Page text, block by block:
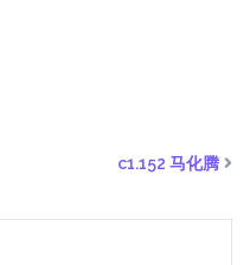
c1.152 马化腾